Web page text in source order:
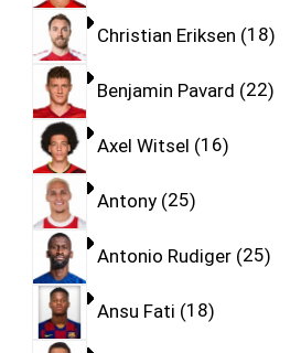
Christian Eriksen 18
Benjamin Pavard 22
Axel Witsel 16
Antony 25
Antonio Rudiger 25
Ansu Fati 18